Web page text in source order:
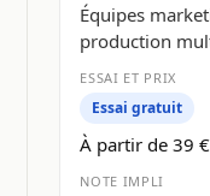
Équipes
production
Essai gratuit
À partir de 39